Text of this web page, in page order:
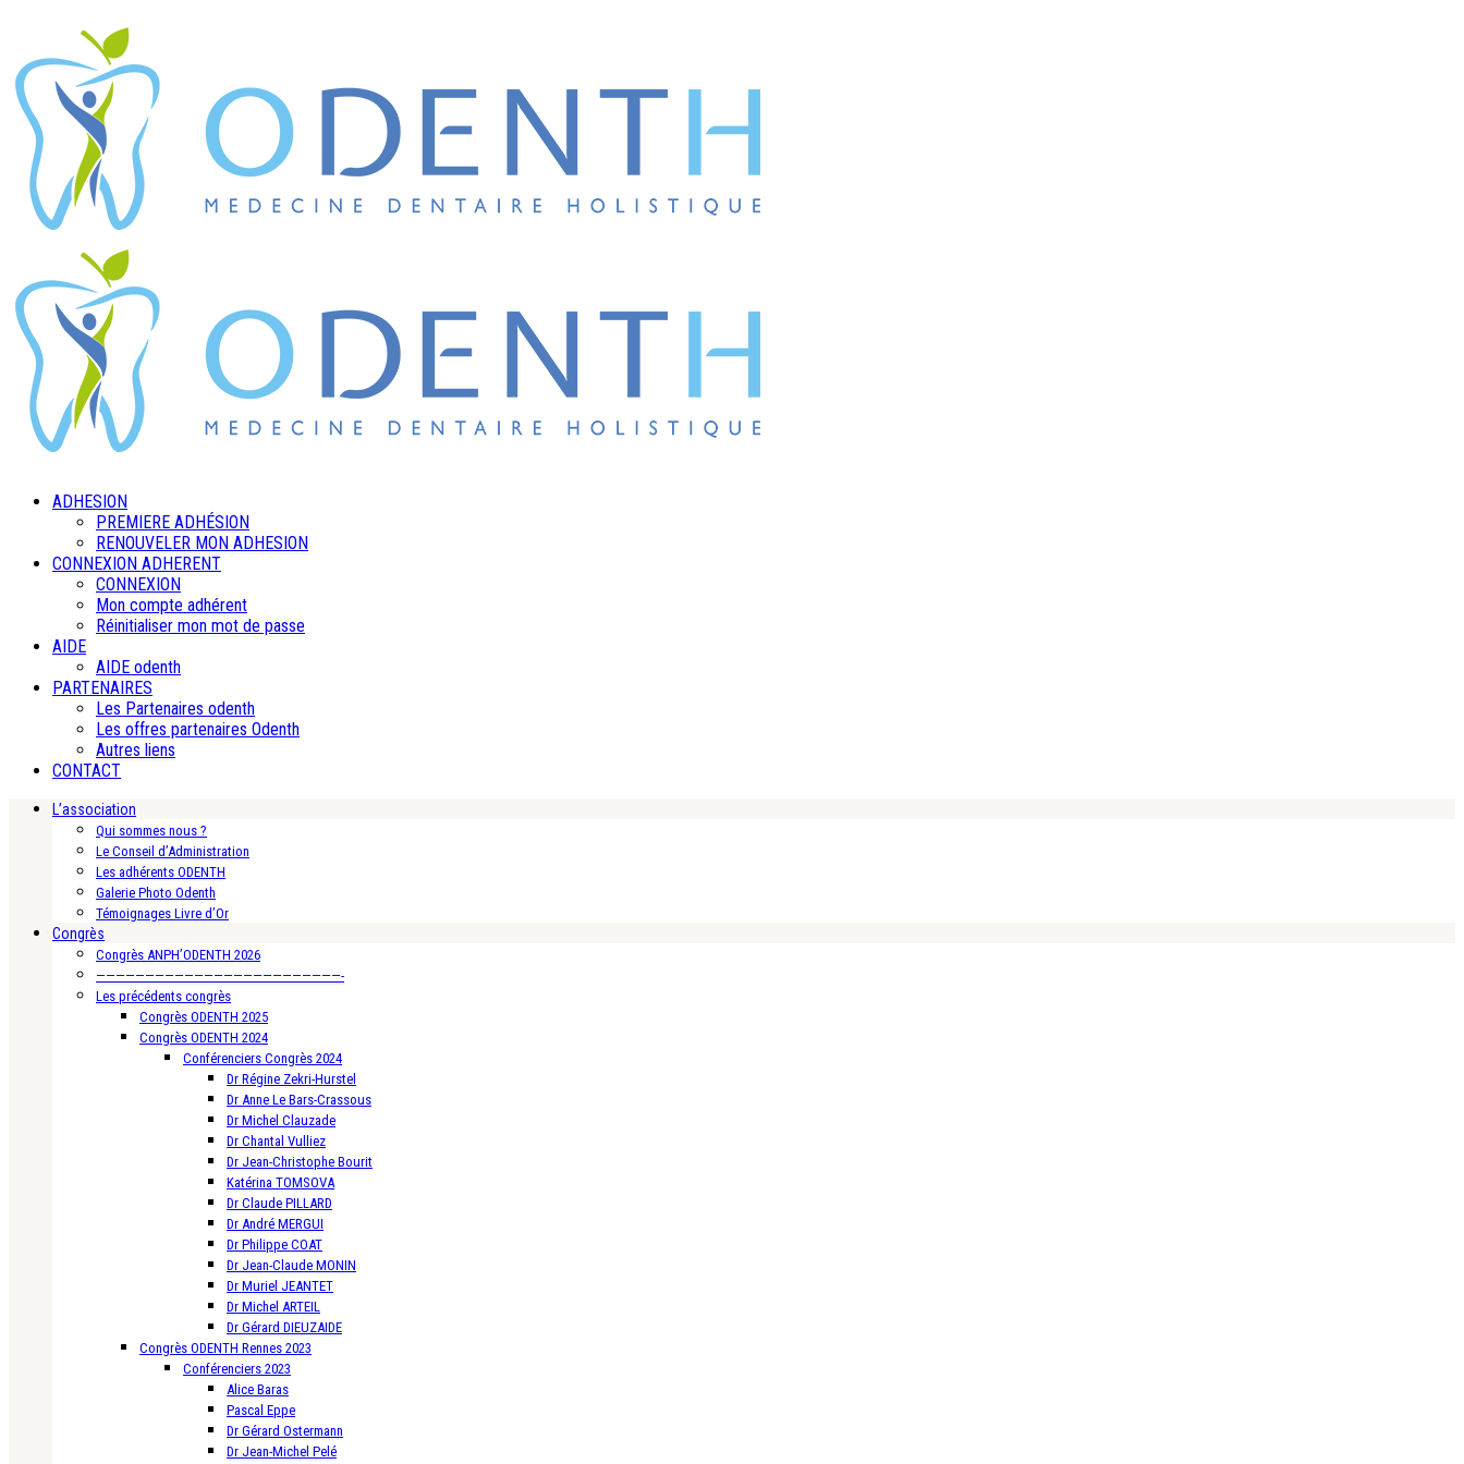
ADHESION
PREMIERE ADHÉSION
RENOUVELER MON ADHESION
CONNEXION ADHERENT
CONNEXION
Mon compte adhérent
Réinitialiser mon mot de passe
AIDE
AIDE odenth
PARTENAIRES
Les Partenaires odenth
Les offres partenaires Odenth
Autres liens
CONTACT
L’association
Qui sommes nous ?
Le Conseil d’Administration
Les adhérents ODENTH
Galerie Photo Odenth
Témoignages Livre d’Or
Congrès
Congrès ANPH’ODENTH 2026
—————————————————————————-
Les précédents congrès
Congrès ODENTH 2025
Congrès ODENTH 2024
Conférenciers Congrès 2024
Dr Régine Zekri-Hurstel
Dr Anne Le Bars-Crassous
Dr Michel Clauzade
Dr Chantal Vulliez
Dr Jean-Christophe Bourit
Katérina TOMSOVA
Dr Claude PILLARD
Dr André MERGUI
Dr Philippe COAT
Dr Jean-Claude MONIN
Dr Muriel JEANTET
Dr Michel ARTEIL
Dr Gérard DIEUZAIDE
Congrès ODENTH Rennes 2023
Conférenciers 2023
Alice Baras
Pascal Eppe
Dr Gérard Ostermann
Dr Jean-Michel Pelé